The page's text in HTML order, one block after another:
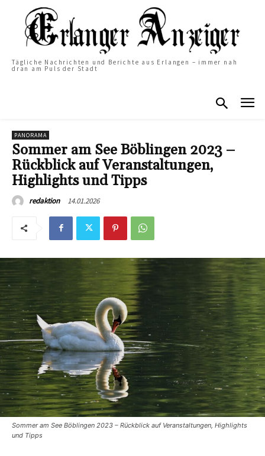
Tägliche Nachrichten und Berichte aus Erlangen – immer nah
dran am Puls der Stadt
PANORAMA
Sommer am See Böblingen 2023 –
Rückblick auf Veranstaltungen,
Highlights und Tipps
redaktion 14.01.2026
Sommer am See Böblingen 2023 – Rückblick auf Veranstaltungen, Highlights
und Tipps